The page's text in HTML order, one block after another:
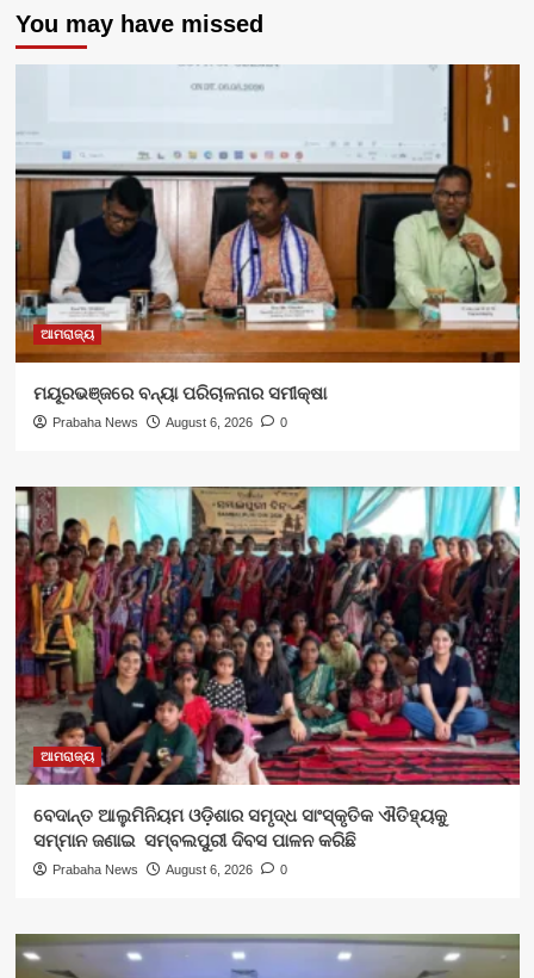
You may have missed
ଆମରାଜ୍ୟ
ମୟୂରଭଞ୍ଜରେ ବନ୍ୟା ପରିଚାଳନାର ସମୀକ୍ଷା
Prabaha News August 6, 2026 0
ଆମରାଜ୍ୟ
ବେଦାନ୍ତ ଆଲୁମିନିୟମ ଓଡ଼ିଶାର ସମୃଦ୍ଧ ସାଂସ୍କୃତିକ ଐତିହ୍ୟକୁ
ସମ୍ମାନ ଜଣାଇ ସମ୍ବଲପୁରୀ ଦିବସ ପାଳନ କରିଛି
Prabaha News August 6, 2026 0